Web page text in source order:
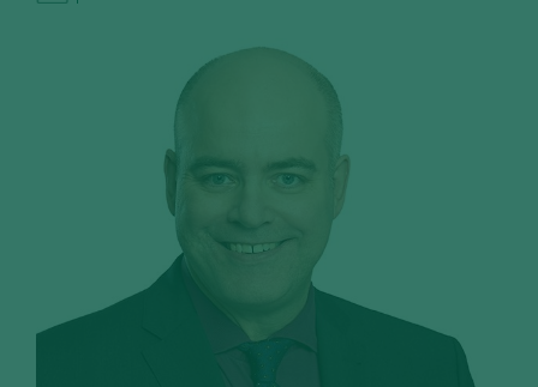
optimieren.
Speichern und schließen
Alle akzeptieren
Mehr über die genutzten Cookies erfahren